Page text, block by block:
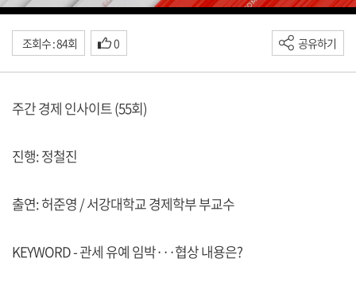
조회수 : 84회 0 공유하기
주간 경제 인사이트 (55회)
진행: 정철진
출연: 허준영 / 서강대학교 경제학부 부교수
KEYWORD - 관세 유예 임박···협상 내용은?